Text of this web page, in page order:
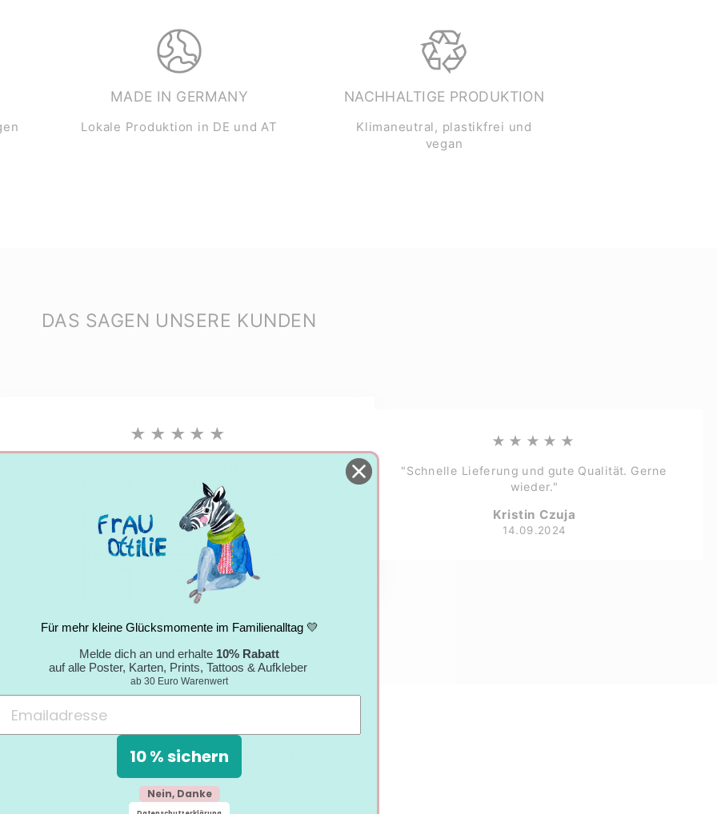
MADE IN GERMANY
Lokale Produktion in DE und AT
NACHHALTIGE PRODUKTION
Klimaneutral, plastikfrei und
vegan
DAS SAGEN UNSERE KUNDEN
★★★★★
nettes Paket mit tollem Umschlag; jederzeit
wieder."
Nicole
05.09.2024
★★★★★
"Schnelle Lieferung und gute Qualität. Gerne
wieder."
Kristin Czuja
14.09.2024
Siehe dir alle Bewertungen an.
Für mehr kleine Glücksmomente im Familienalltag 💛
Melde dich an und erhalte 10% Rabatt
auf alle Poster, Karten, Prints, Tattoos & Aufkleber
ab 30 Euro Warenwert
10 % sichern
Nein, Danke